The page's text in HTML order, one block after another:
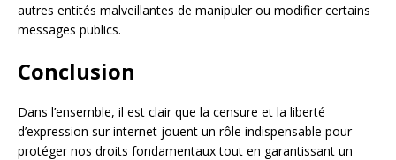
autres entités malveillantes de manipuler ou modifier certains
messages publics.
Conclusion
Dans l’ensemble, il est clair que la censure et la liberté
d’expression sur internet jouent un rôle indispensable pour
protéger nos droits fondamentaux tout en garantissant un